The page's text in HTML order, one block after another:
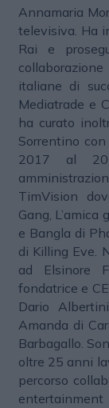
Annamaria
televisiva. Ha
Rai e
italiane di
Mediatrade e
ha curato
Sorrentino
2017 al
TimVision
Gang,
e Bangla di
di Killing Eve.
ad Elsinore
fondatrice e
Dario
Amanda di
Barbagallo.
oltre 25 anni
percorso